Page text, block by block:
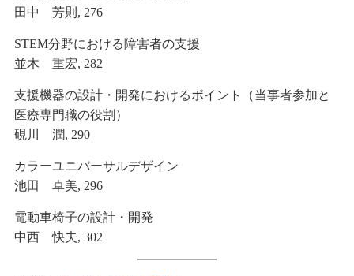
田中 芳則, 276
STEM分野における障害者の支援
並木 重宏, 282
支援機器の設計・開発におけるポイント（当事者参加と
医療専門職の役割）
硯川 潤, 290
カラーユニバーサルデザイン
池田 卓美, 296
電動車椅子の設計・開発
中西 快夫, 302